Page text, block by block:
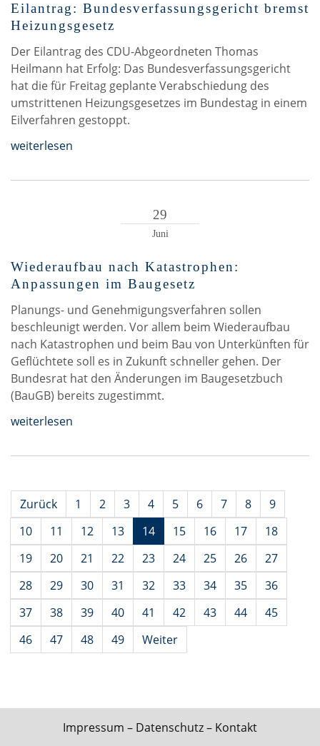
Eilantrag: Bundesverfassungsgericht bremst
Heizungsgesetz
Der Eilantrag des CDU-Abgeordneten Thomas
Heilmann hat Erfolg: Das Bundesverfassungsgericht
hat die für Freitag geplante Verabschiedung des
umstrittenen Heizungsgesetzes im Bundestag in einem
Eilverfahren gestoppt.
weiterlesen
29
Juni
Wiederaufbau nach Katastrophen:
Anpassungen im Baugesetz
Planungs- und Genehmigungsverfahren sollen
beschleunigt werden. Vor allem beim Wiederaufbau
nach Katastrophen und beim Bau von Unterkünften für
Geflüchtete soll es in Zukunft schneller gehen. Der
Bundesrat hat den Änderungen im Baugesetzbuch
(BauGB) bereits zugestimmt.
weiterlesen
Zurück 1 2 3 4 5 6 7 8
9
10
11 12 13 14 15 16 17
18
19
20 21 22 23 24 25 26
27
28
29 30 31 32 33 34 35
36
37
38 39 40 41 42 43 44
45
46
47 48 49 Weiter
Impressum – Datenschutz– Kontakt